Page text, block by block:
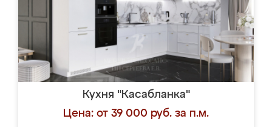
Кухня "Касабланка"
Цена: от 39 000 руб. за п.м.